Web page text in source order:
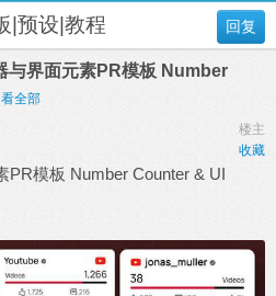
回复
|预设|教程
与界面元素PR模板 Number
看全部
楼主
收藏
PR模板 Number Counter & UI